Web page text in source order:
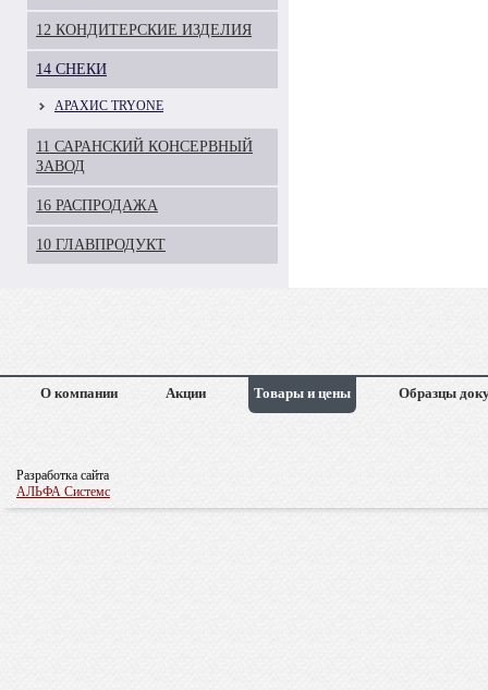
12 КОНДИТЕРСКИЕ ИЗДЕЛИЯ
14 СНЕКИ
АРАХИС TRYONE
11 САРАНСКИЙ КОНСЕРВНЫЙ
ЗАВОД
16 РАСПРОДАЖА
10 ГЛАВПРОДУКТ
О компании Акции Товары и цены Образцы
Разработка сайта
АЛЬФА Системс